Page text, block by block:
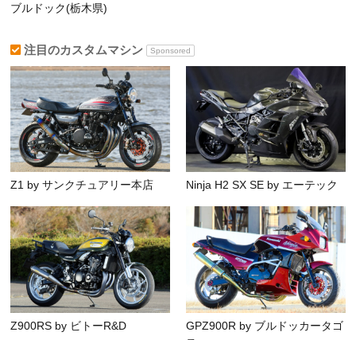
ブルドック(栃木県)
注目のカスタムマシン Sponsored
Z1 by サンクチュアリー本店 Ninja H2 SX SE by エーテック
Z900RS by ビトーR&D
GPZ900R by ブルドッカータゴ